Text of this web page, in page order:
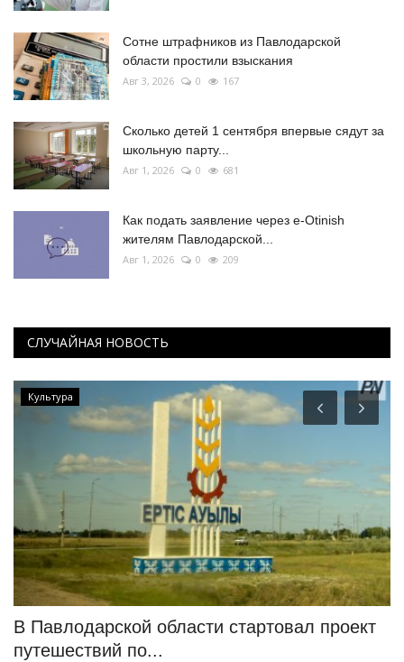
Сотне штрафников из Павлодарской
области простили взыскания
Авг 3, 2026 0 167
Сколько детей 1 сентября впервые сядут за
школьную парту...
Авг 1, 2026 0 681
Как подать заявление через e-Otinish
жителям Павлодарской...
Авг 1, 2026 0 209
СЛУЧАЙНАЯ НОВОСТЬ
Культура
В Павлодарской области стартовал проект
путешествий по...